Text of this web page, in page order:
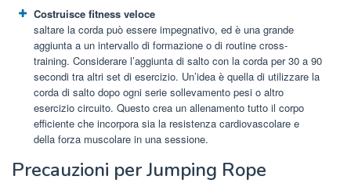
Costruisce fitness veloce
saltare la corda può essere impegnativo, ed è una grande
aggiunta a un intervallo di formazione o di routine cross-
training. Considerare l’aggiunta di salto con la corda per 30 a 90
secondi tra altri set di esercizio. Un’idea è quella di utilizzare la
corda di salto dopo ogni serie sollevamento pesi o altro
esercizio circuito. Questo crea un allenamento tutto il corpo
efficiente che incorpora sia la resistenza cardiovascolare e
della forza muscolare in una sessione.
Precauzioni per Jumping Rope